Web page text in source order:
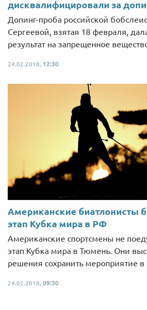
дисквалифицировали за
Допинг-проба российской
Сергеевой, взятая 18 февраля,
результат на запрещенное
24.02.2018, 12:30
Американские биатлонисты
этап Кубка мира в РФ
Американские спортсмены не
этап Кубка мира в Тюмень. Они
решения сохранить мероприятие в
24.02.2018, 09:30